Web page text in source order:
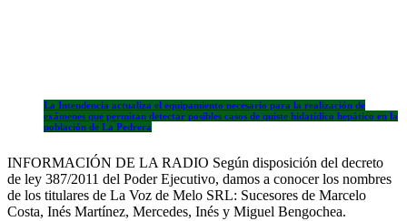
La Intendencia actualiza el equipamiento necesario para la realización de
exámenes que permitan detectar posibles casos de quiste hidatídico hepático en la
población de La Pedrera
INFORMACIÓN DE LA RADIO Según disposición del decreto
de ley 387/2011 del Poder Ejecutivo, damos a conocer los nombres
de los titulares de La Voz de Melo SRL: Sucesores de Marcelo
Costa, Inés Martínez, Mercedes, Inés y Miguel Bengochea.